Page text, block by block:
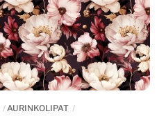
AURINKOLIPAT